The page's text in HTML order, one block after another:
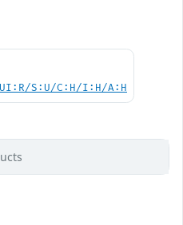
UI:R/S:U/C:H/I:H/A:H